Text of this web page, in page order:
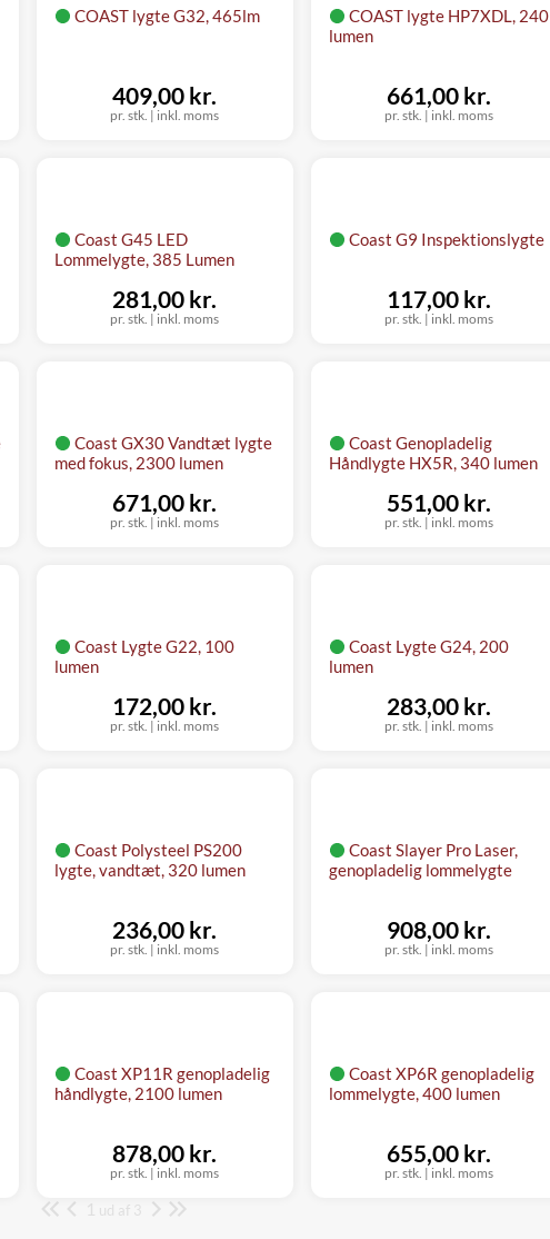
COAST lygte G32, 465lm
pr. stk. | inkl. moms
409,00 kr.
COAST lygte HP7XDL, 240
lumen
pr. stk. | inkl. moms
661,00 kr.
Coast G45 LED
Lommelygte, 385 Lumen
pr. stk. | inkl. moms
281,00 kr.
Coast G9 Inspektionslygte
pr. stk. | inkl. moms
117,00 kr.
Coast GX30 Vandtæt lygte
med fokus, 2300 lumen
pr. stk. | inkl. moms
671,00 kr.
Coast Genopladelig
Håndlygte HX5R, 340 lumen
pr. stk. | inkl. moms
551,00 kr.
Coast Lygte G22, 100
lumen
pr. stk. | inkl. moms
172,00 kr.
Coast Lygte G24, 200
lumen
pr. stk. | inkl. moms
283,00 kr.
Coast Polysteel PS200
lygte, vandtæt, 320 lumen
pr. stk. | inkl. moms
236,00 kr.
Coast Slayer Pro Laser,
genopladelig lommelygte
pr. stk. | inkl. moms
908,00 kr.
Coast XP11R genopladelig
håndlygte, 2100 lumen
pr. stk. | inkl. moms
878,00 kr.
Coast XP6R genopladelig
lommelygte, 400 lumen
pr. stk. | inkl. moms
655,00 kr.
Side
ud af 3